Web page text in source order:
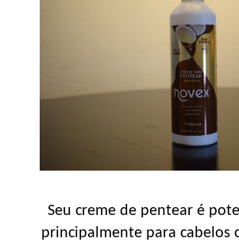
Seu creme de pentear é
principalmente para cabelos